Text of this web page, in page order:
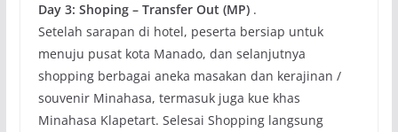
Day 3: Shoping – Transfer Out (MP).
Setelah sarapan di hotel, peserta bersiap untuk
menuju pusat kota Manado, dan selanjutnya
shopping berbagai aneka masakan dan kerajinan /
souvenir Minahasa, termasuk juga kue khas
Minahasa Klapetart. Selesai Shopping langsung